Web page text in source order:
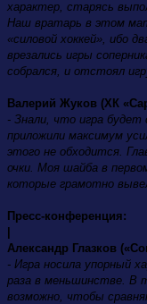
характер, старясь
Наш вратарь в этом
«силовой хоккей», ибо
врезались игры
собрался, и отстоял
Валерий Жуков (ХК
- Знали, что игра
приложили максимум
этого не обходится.
очки. Моя шайба в
которые грамотно
Пресс-конференция:
Александр Глазков
- Игра носила упорный
раза в меньшинстве. В
возможно, чтобы